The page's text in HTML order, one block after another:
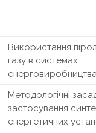
Використання
газу в системах
Методологічні
застосування
енергетичних